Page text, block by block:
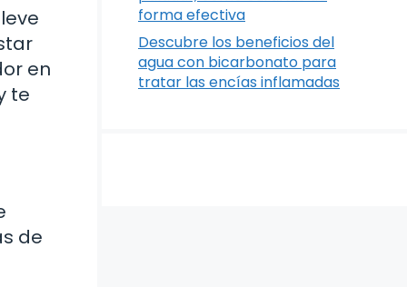
en
te
de
forma efectiva
Descubre los beneficios del
agua con bicarbonato para
tratar las encías inflamadas